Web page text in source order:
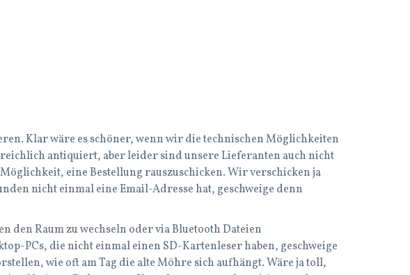
Klar wäre es schöner, wenn wir die technischen Möglichkeiten
antiquiert, aber leider sind unsere Lieferanten auch nicht
eine Bestellung rauszuschicken. Wir verschicken ja
nicht einmal eine Email-Adresse hat, geschweige denn
den Raum zu wechseln oder via Bluetooth Dateien
PCs, die nicht einmal einen SD-Kartenleser haben, geschweige
wie oft am Tag die alte Möhre sich aufhängt. Wäre ja toll,